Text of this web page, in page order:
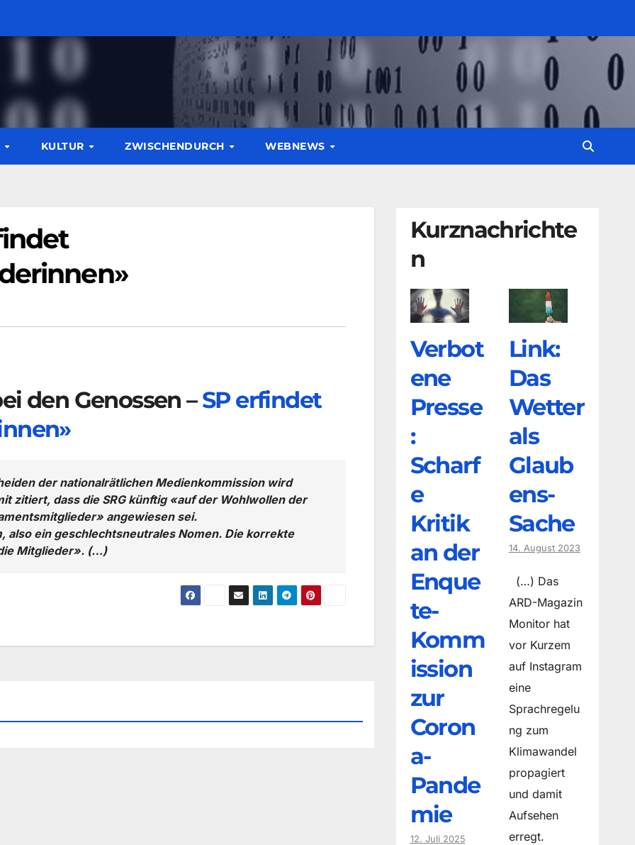
KULTUR ZWISCHENDURCH WEBNEWS
den Genossen –SP erfindet
der nationalrätlichen Medienkommission wird
zitiert, dass die SRG künftig «auf der Wohlwollen der
angewiesen sei.
also ein geschlechtsneutrales Nomen. Die korrekte
Mitglieder». (…)
Kurznachrichte
n
Verbot
ene
Presse
:
Scharf
e
Kritik
an der
Enque
te-
Komm
ission
zur
Coron
a-
Pande
mie
12. Juli 2025
Link:
Das
Wetter
als
Glaub
ens-
Sache
14. August 2023
(…) Das
ARD-Magazin
Monitor hat
vor Kurzem
auf Instagram
eine
Sprachregelu
ng zum
Klimawandel
propagiert
und damit
Aufsehen
erregt.